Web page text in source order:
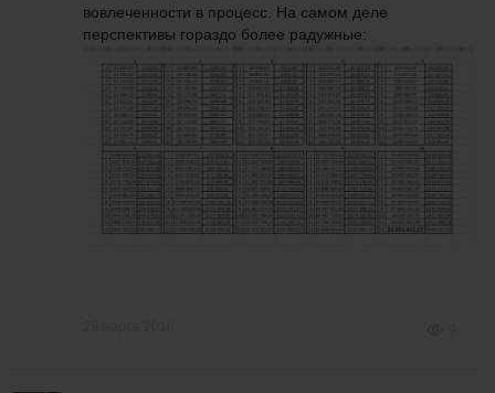
вовлеченности в процесс. На самом деле
перспективы гораздо более радужные: